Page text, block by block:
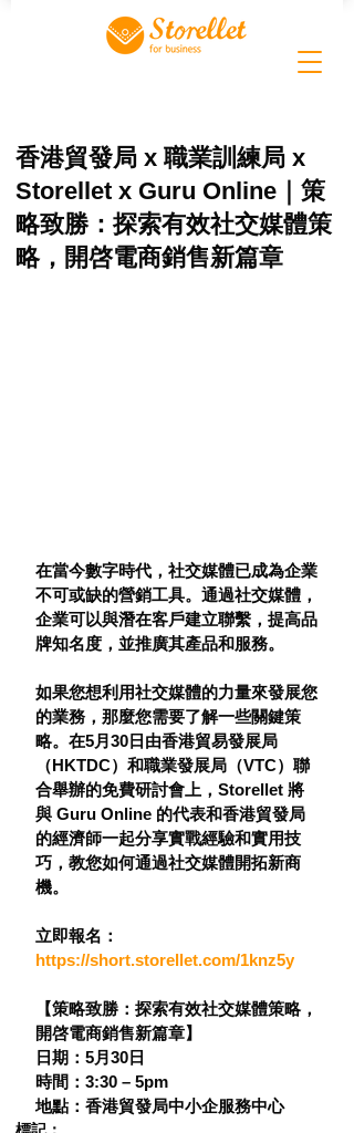
香港貿發局 x 職業訓練局 x
Storellet x Guru Online｜策
略致勝：探索有效社交媒體策
略，開啓電商銷售新篇章
在當今數字時代，社交媒體已成為企業
不可或缺的營銷工具。通過社交媒體，
企業可以與潛在客戶建立聯繫，提高品
牌知名度，並推廣其產品和服務。
如果您想利用社交媒體的力量來發展您
的業務，那麼您需要了解一些關鍵策
略。在5月30日 由香港貿易發展局
（HKTDC）和職業發展局（VTC）聯
合舉辦的免費研討會 上，Storellet 將
與 Guru Online 的代表和香港貿發局
的經濟師一起分享實戰經驗和實用技
巧，教您如何通過社交媒體開拓新商
機。
立即報名：
https://short.storellet.com/1knz5y
【策略致勝：探索有效社交媒體策略，
開啓電商銷售新篇章】
日期：5月30日
時間：3:30 – 5pm
地點：香港貿發局中小企服務中心
標記：